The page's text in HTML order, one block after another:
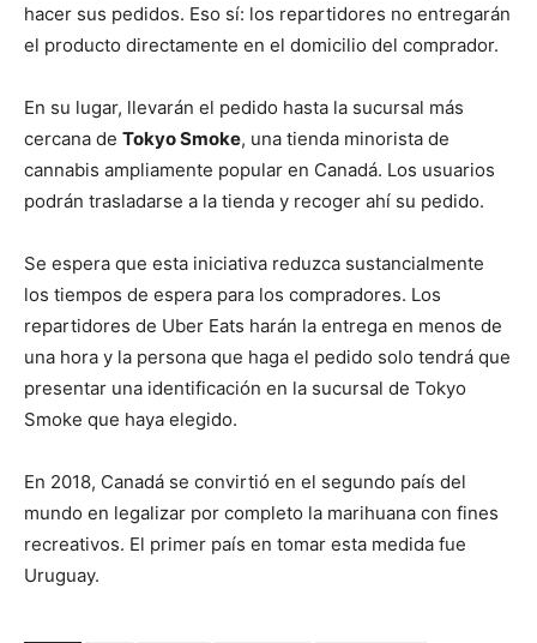
hacer sus pedidos. Eso sí: los repartidores no entregarán
el producto directamente en el domicilio del comprador.
En su lugar, llevarán el pedido hasta la sucursal más
cercana de Tokyo Smoke, una tienda minorista de
cannabis ampliamente popular en Canadá. Los usuarios
podrán trasladarse a la tienda y recoger ahí su pedido.
Se espera que esta iniciativa reduzca sustancialmente
los tiempos de espera para los compradores. Los
repartidores de Uber Eats harán la entrega en menos de
una hora y la persona que haga el pedido solo tendrá que
presentar una identificación en la sucursal de Tokyo
Smoke que haya elegido.
En 2018, Canadá se convirtió en el segundo país del
mundo en legalizar por completo la marihuana con fines
recreativos. El primer país en tomar esta medida fue
Uruguay.